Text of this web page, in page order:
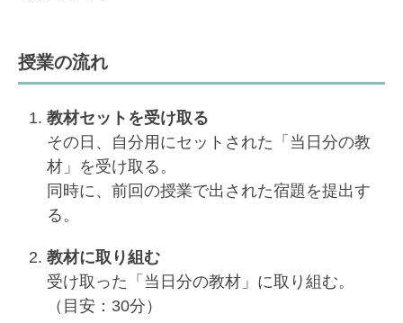
授業の流れ
教材セットを受け取る
その日、自分用にセットされた「当日分の教
材」を受け取る。
同時に、前回の授業で出された宿題を提出す
る。
教材に取り組む
受け取った「当日分の教材」に取り組む。
（目安：30分）